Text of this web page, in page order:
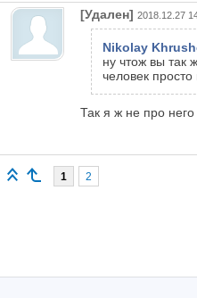
[Удален] 2018.12.27
Nikolay
ну чтож вы так
человек
Так я ж не про
1 2